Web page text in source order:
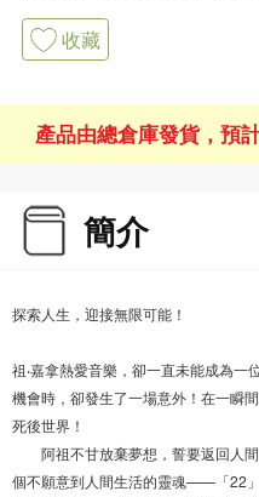
收藏
產品由總倉庫發貨，預
簡介
探索人生，迎接無限可能！
祖‧嘉拿熱愛音樂，卻一直未能成為一
機會時，卻發生了一場意外！在一瞬
死後世界！
阿祖不甘放棄夢想，誓要返回人間
個不願意到人間生活的靈魂——「22